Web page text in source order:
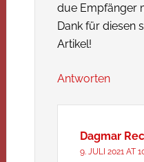
due Empfänger
Dank für diesen
Artikel!
Antworten
Dagmar
9. JULI 2021 AT